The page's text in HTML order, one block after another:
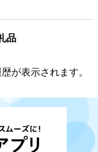
品
が表示されます。